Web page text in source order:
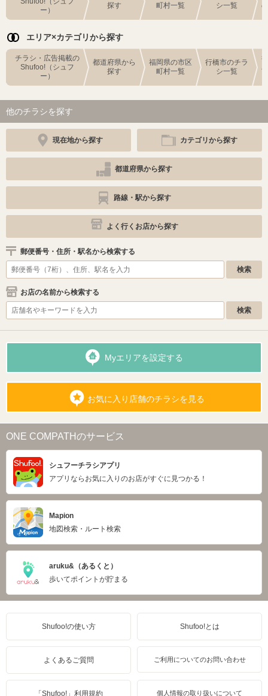
ー）
探す
町村一覧
シ一覧
エリア×カテゴリから探す
チラシ・広告掲載の
Shufoo!（シュフ
ー）
都道府県から
探す
福岡県の市区
町村一覧
行橋市のチラ
シ一覧
他のチラシを探す
現在地から探す カテゴリから探す
都道府県から探す
路線・駅から探す
よく行くお店から探す
郵便番号・住所・駅名から検索する
お店の名前から検索する
Myエリアを設定する
お気に入り店舗のチラシを見る
ONE COMPATHのサービス
シュフーチラシアプリ
アプリならお気に入りのお店がすぐに見つかる！
Mapion
地図検索・ルート検索
aruku&（あるくと）
歩いてポイントが貯まる
Shufoo!の使い方 Shufoo!とは
よくあるご質問 ご利用についてのお問い合わせ
「Shufoo!」利用規約 個人情報の取り扱いについて